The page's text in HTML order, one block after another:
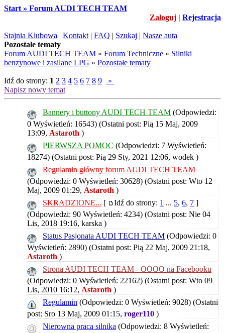
Start » Forum AUDI TECH TEAM
Zaloguj | Rejestracja
Stajnia Klubowa | Kontakt | FAQ | Szukaj | Nasze auta
Pozostałe tematy
Forum AUDI TECH TEAM » Forum Techniczne » Silniki
benzynowe i zasilane LPG » Pozostałe tematy
Idź do strony: 1 2 3 4 5 6 7 8 9
»
Napisz nowy temat
Bannery i buttony AUDI TECH TEAM (Odpowiedzi:
0 Wyświetleń: 16543) (Ostatni post: Pią 15 Maj, 2009
13:09, Astaroth )
PIERWSZA POMOC (Odpowiedzi: 7 Wyświetleń:
18274) (Ostatni post: Pią 29 Sty, 2021 12:06, wodek )
Regulamin główny forum AUDI TECH TEAM
(Odpowiedzi: 0 Wyświetleń: 30628) (Ostatni post: Wto 12
Maj, 2009 01:29, Astaroth )
SKRADZIONE... [ Idź do strony: 1 ... 5, 6, 7 ]
(Odpowiedzi: 90 Wyświetleń: 4234) (Ostatni post: Nie 04
Lis, 2018 19:16, karska )
Status Pasjonata AUDI TECH TEAM (Odpowiedzi: 0
Wyświetleń: 2890) (Ostatni post: Pią 22 Maj, 2009 21:18,
Astaroth )
Strona AUDI TECH TEAM - OOOO na Facebooku
(Odpowiedzi: 0 Wyświetleń: 22162) (Ostatni post: Wto 09
Lis, 2010 16:12, Astaroth )
Regulamin (Odpowiedzi: 0 Wyświetleń: 9028) (Ostatni
post: Sro 13 Maj, 2009 01:15, roger110 )
Nierowna praca silnika (Odpowiedzi: 8 Wyświetleń: